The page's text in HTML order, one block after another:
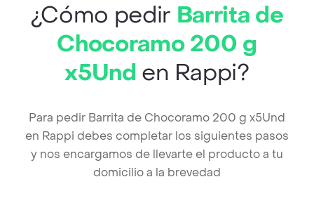
¿Cómo pedir Barrita de
Chocoramo 200 g
x5Und en Rappi?
Para pedir Barrita de Chocoramo 200 g x5Und
en Rappi debes completar los siguientes pasos
y nos encargamos de llevarte el producto a tu
domicilio a la brevedad